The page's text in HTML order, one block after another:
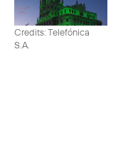
Credits: Telefónica
S.A.